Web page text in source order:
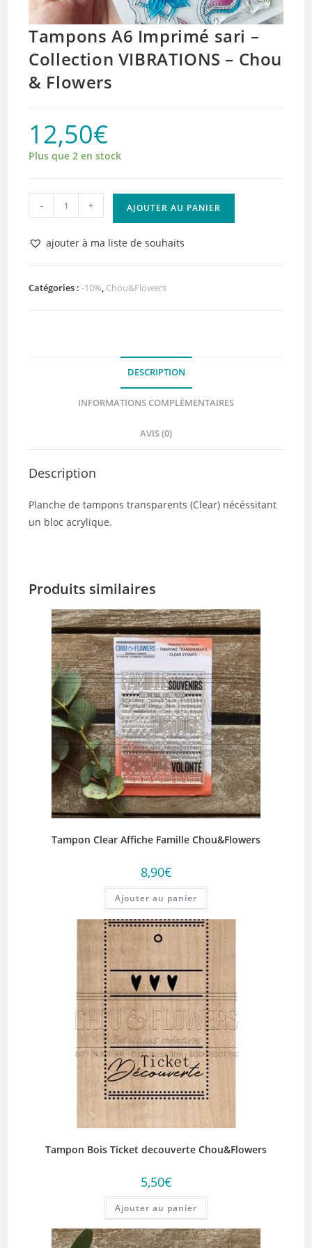
Tampons A6 Imprimé sari –
Collection VIBRATIONS – Chou
& Flowers
12,50€
Plus que 2 en stock
quantité
de
Tampons
sari
- + AJOUTER AU PANIER
ajouter à ma liste de souhaits
Catégories :-10%, Chou&Flowers
DESCRIPTION
INFORMATIONS COMPLÉMENTAIRES
AVIS (0)
Description
Planche de tampons transparents (Clear) nécéssitant
un bloc acrylique.
Produits similaires
Tampon Clear Affiche Famille Chou&Flowers
8,90€
Ajouter au panier
Tampon Bois Ticket decouverte Chou&Flowers
5,50€
Ajouter au panier